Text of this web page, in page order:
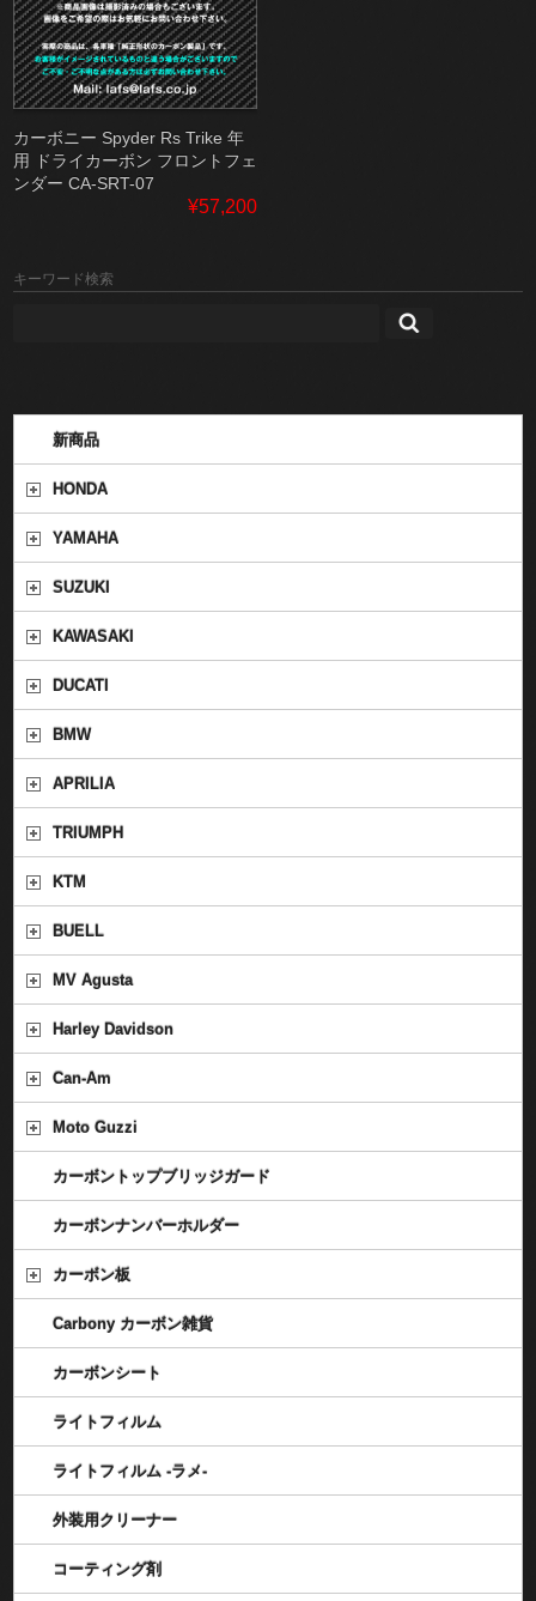
カーボニー Spyder Rs Trike 年
用 ドライカーボン フロントフェ
ンダー CA-SRT-07
¥57,200
キーワード検索
新商品
HONDA
YAMAHA
SUZUKI
KAWASAKI
DUCATI
BMW
APRILIA
TRIUMPH
KTM
BUELL
MV Agusta
Harley Davidson
Can-Am
Moto Guzzi
カーボントップブリッジガード
カーボンナンバーホルダー
カーボン板
Carbony カーボン雑貨
カーボンシート
ライトフィルム
ライトフィルム -ラメ-
外装用クリーナー
コーティング剤